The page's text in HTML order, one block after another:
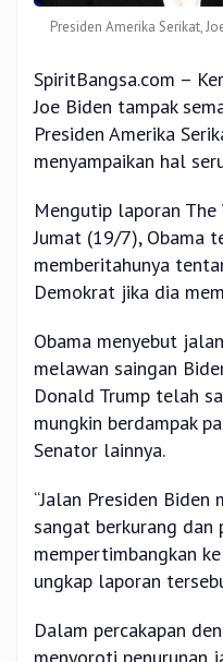
Presiden Amerika Serikat,
SpiritBangsa.com –
Joe Biden tampak
Presiden Amerika
menyampaikan hal
Mengutip laporan
Jumat (19/7), Obama
memberitahunya
Demokrat jika dia
Obama menyebut
melawan saingan
Donald Trump telah
mungkin berdampak
Senator lainnya.
“Jalan Presiden
sangat berkurang dan
mempertimbangkan
ungkap laporan
Dalam percakapan